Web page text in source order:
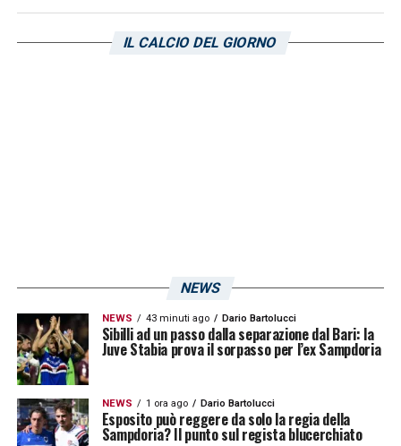
Nonostante l’eccellente prova generale, la
pagella del danese presenta ancora qualche
metamorfosi mentale. Il tecnico
blucerchiato dovrà lavorare sulla transizione
completa. Questo processo di adattamento
richiederà tempo e partite, ma le basi poste
al Barbera sono estremamente promettenti
per il futuro difensivo del club ligure.
IL CALCIO DEL GIORNO
NEWS
NEWS 43 minuti ago Dario Bartolucci
Sibilli ad un passo dalla separazione dal Bari: la
Juve Stabia prova il sorpasso per l’ex Sampdoria
NEWS 1 ora ago Dario Bartolucci
Esposito può reggere da solo la regia della
Sampdoria? Il punto sul regista blucerchiato